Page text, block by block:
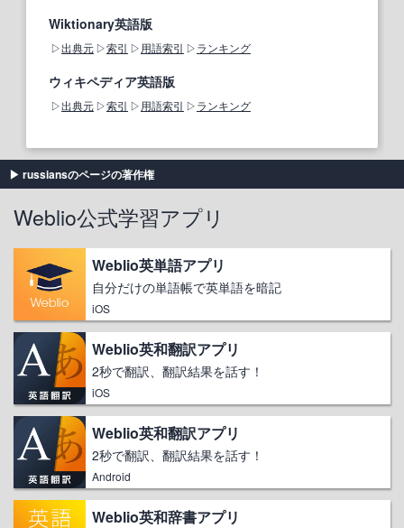
Wiktionary英語版
出典元 索引 用語索引 ランキング
ウィキペディア英語版
出典元 索引 用語索引 ランキング
russiansのページの著作権
Weblio公式学習アプリ
Weblio英単語アプリ
自分だけの単語帳で英単語を暗記
iOS
Weblio英和翻訳アプリ
2秒で翻訳、翻訳結果を話す！
iOS
Weblio英和翻訳アプリ
2秒で翻訳、翻訳結果を話す！
Android
Weblio英和辞書アプリ